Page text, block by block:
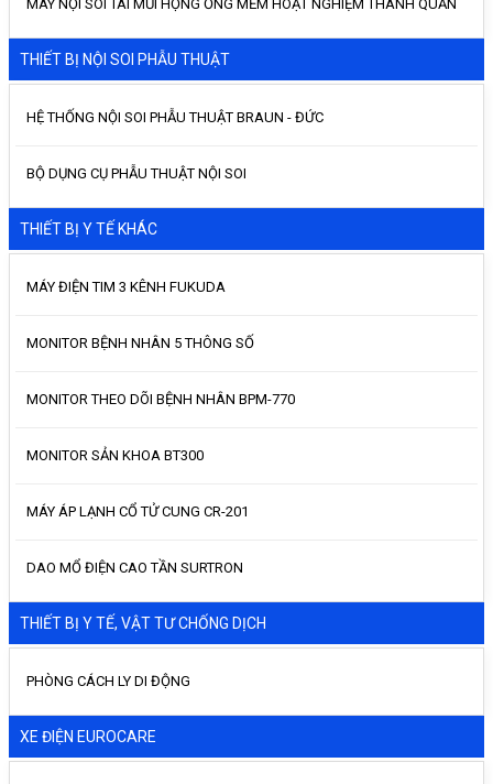
MÁY NỘI SOI TAI MŨI HỌNG ỐNG MỀM HOẠT NGHIỆM THANH QUẢN
THIẾT BỊ NỘI SOI PHẪU THUẬT
HỆ THỐNG NỘI SOI PHẪU THUẬT BRAUN - ĐỨC
BỘ DỤNG CỤ PHẪU THUẬT NỘI SOI
THIẾT BỊ Y TẾ KHÁC
MÁY ĐIỆN TIM 3 KÊNH FUKUDA
MONITOR BỆNH NHÂN 5 THÔNG SỐ
MONITOR THEO DÕI BỆNH NHÂN BPM-770
MONITOR SẢN KHOA BT300
MÁY ÁP LẠNH CỔ TỬ CUNG CR-201
DAO MỔ ĐIỆN CAO TẦN SURTRON
THIẾT BỊ Y TẾ, VẬT TƯ CHỐNG DỊCH
PHÒNG CÁCH LY DI ĐỘNG
XE ĐIỆN EUROCARE